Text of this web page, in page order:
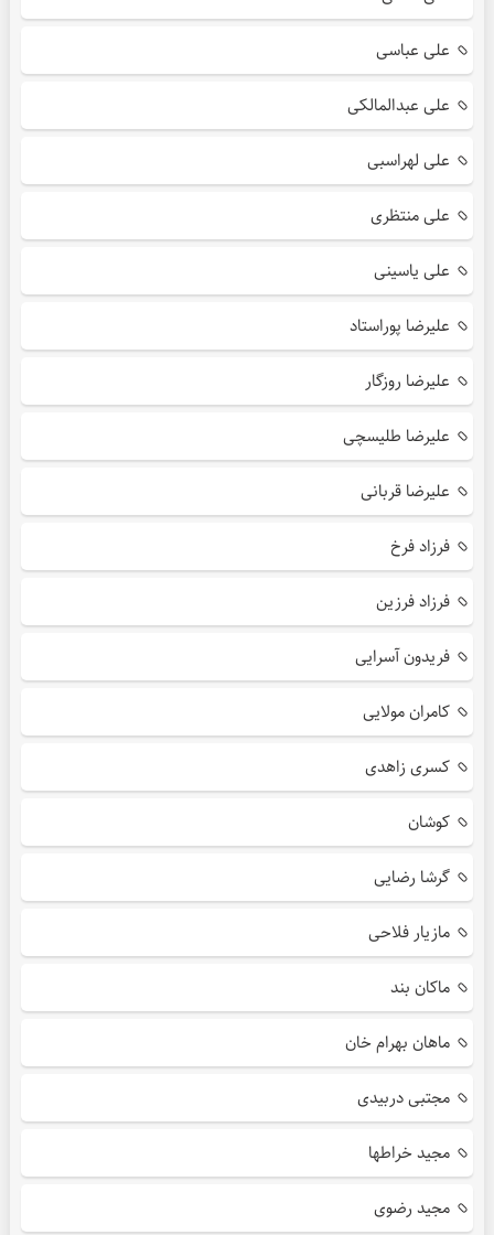
علی عباسی
علی عبدالمالکی
علی لهراسبی
علی منتظری
علی یاسینی
علیرضا پوراستاد
علیرضا روزگار
علیرضا طلیسچی
علیرضا قربانی
فرزاد فرخ
فرزاد فرزین
فریدون آسرایی
کامران مولایی
کسری زاهدی
کوشان
گرشا رضایی
مازیار فلاحی
ماکان بند
ماهان بهرام خان
مجتبی دربیدی
مجید خراطها
مجید رضوی